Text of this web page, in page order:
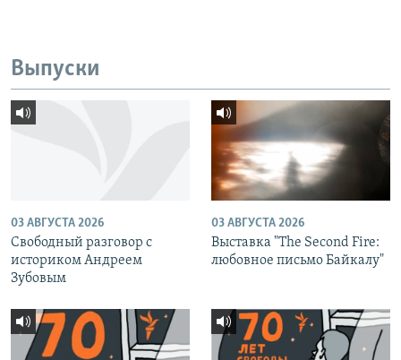
Выпуски
03 АВГУСТА 2026
Свободный разговор с
историком Андреем
Зубовым
03 АВГУСТА 2026
Выставка "The Second Fire:
любовное письмо Байкалу"